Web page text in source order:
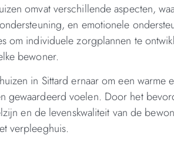
omvat verschillende aspecten,
en emotionele
om individuele zorgplannen te
bewoner.
in Sittard ernaar om een
gewaardeerd voelen. Door het
en de levenskwaliteit van de
verpleeghuis.